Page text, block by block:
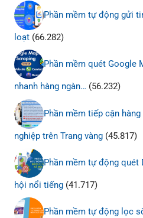
Phần mềm tự động gửi
loạt (66.282)
Phần mềm quét Google
nhanh hàng ngàn… (56.232)
Phần mềm tiếp cận
nghiệp trên Trang vàng (45.817)
Phần mềm tự động quét
hội nổi tiếng (41.717)
Phần mềm tự động lọc